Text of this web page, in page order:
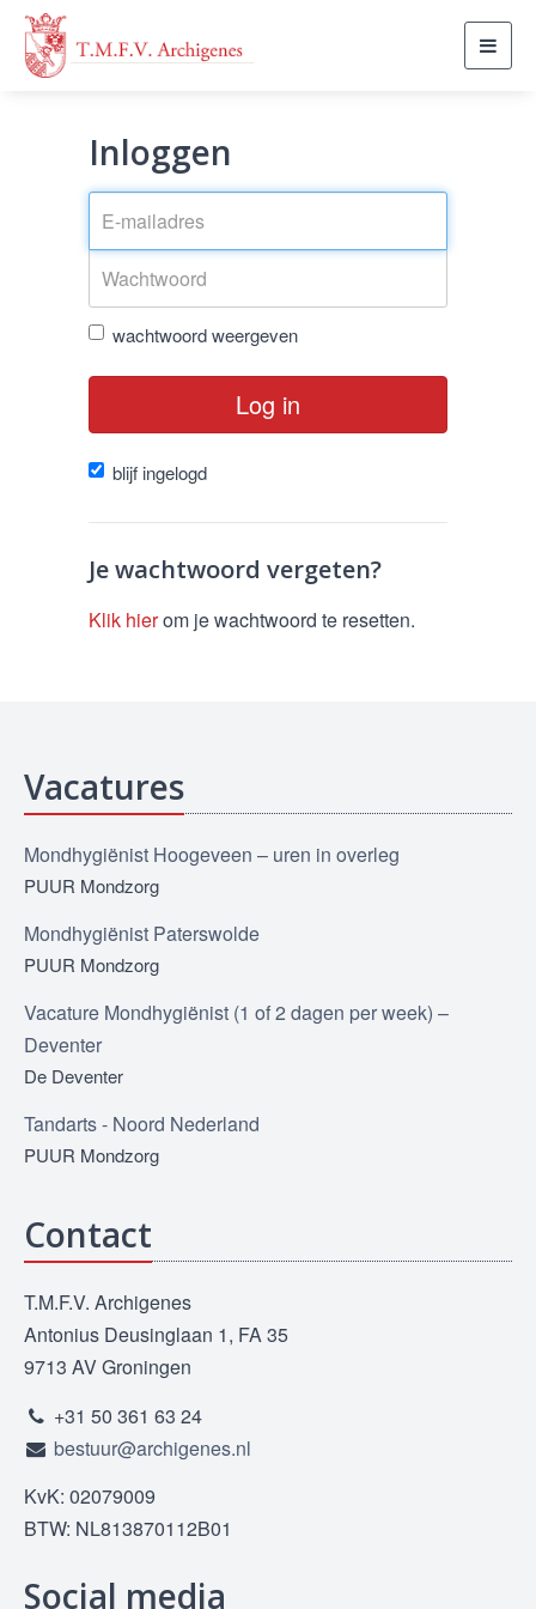
Inloggen
wachtwoord weergeven
Log in
blijf ingelogd
Je wachtwoord vergeten?
Klik hierom je wachtwoord te resetten.
Vacatures
Mondhygiënist Hoogeveen – uren in overleg
PUUR Mondzorg
Mondhygiënist Paterswolde
PUUR Mondzorg
Vacature Mondhygiënist (1 of 2 dagen per week) –
Deventer
De Deventer
Tandarts - Noord Nederland
PUUR Mondzorg
Contact
T.M.F.V. Archigenes
Antonius Deusinglaan 1, FA 35
9713 AV Groningen
+31 50 361 63 24
bestuur@archigenes.nl
KvK: 02079009
BTW: NL813870112B01
Social media